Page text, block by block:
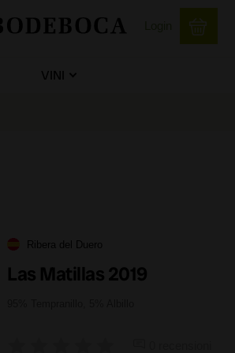
VINI
Ribera del Duero
Las Matillas 2019